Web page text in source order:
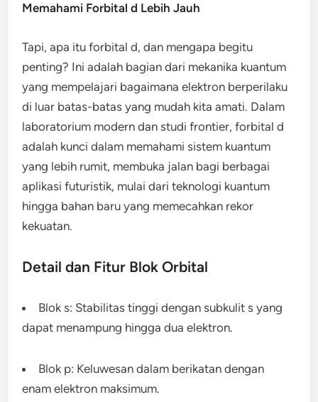
Memahami Forbital d Lebih Jauh
Tapi, apa itu forbital d, dan mengapa begitu
penting? Ini adalah bagian dari mekanika kuantum
yang mempelajari bagaimana elektron berperilaku
di luar batas-batas yang mudah kita amati. Dalam
laboratorium modern dan studi frontier, forbital d
adalah kunci dalam memahami sistem kuantum
yang lebih rumit, membuka jalan bagi berbagai
aplikasi futuristik, mulai dari teknologi kuantum
hingga bahan baru yang memecahkan rekor
kekuatan.
Detail dan Fitur Blok Orbital
Blok s: Stabilitas tinggi dengan subkulit s yang
dapat menampung hingga dua elektron.
Blok p: Keluwesan dalam berikatan dengan
enam elektron maksimum.